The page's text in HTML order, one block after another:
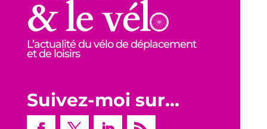
L’actualité du vélo de déplacement
et de loisirs
Suivez-moi sur…